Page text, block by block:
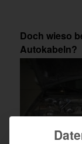
Doch wieso
Autokabeln?